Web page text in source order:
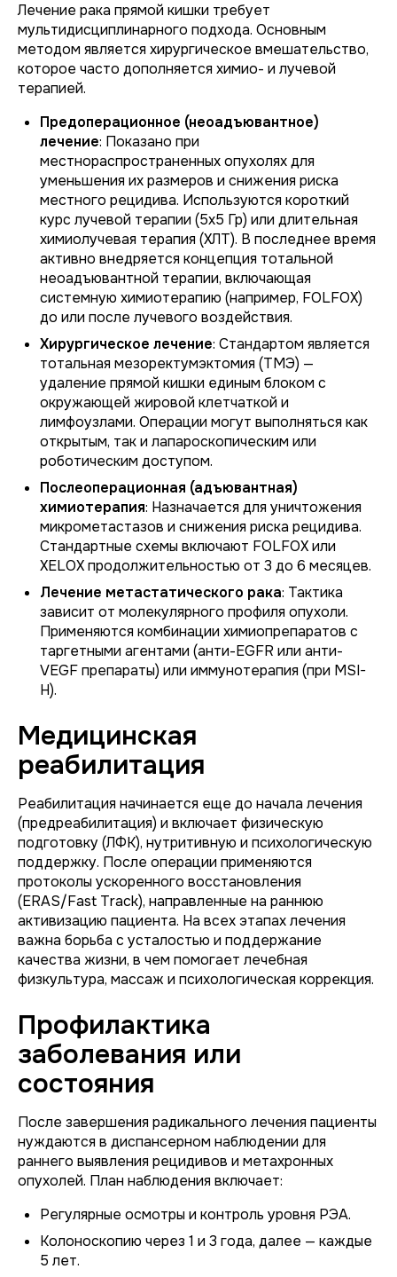
Лечение рака прямой кишки требует
мультидисциплинарного подхода. Основным
методом является хирургическое вмешательство,
которое часто дополняется химио- и лучевой
терапией.
Предоперационное (неоадъювантное)
лечение: Показано при
местнораспространенных опухолях для
уменьшения их размеров и снижения риска
местного рецидива. Используются короткий
курс лучевой терапии (5х5 Гр) или длительная
химиолучевая терапия (ХЛТ). В последнее время
активно внедряется концепция тотальной
неоадъювантной терапии, включающая
системную химиотерапию (например, FOLFOX)
до или после лучевого воздействия.
Хирургическое лечение: Стандартом является
тотальная мезоректумэктомия (ТМЭ) —
удаление прямой кишки единым блоком с
окружающей жировой клетчаткой и
лимфоузлами. Операции могут выполняться как
открытым, так и лапароскопическим или
роботическим доступом.
Послеоперационная (адъювантная)
химиотерапия: Назначается для уничтожения
микрометастазов и снижения риска рецидива.
Стандартные схемы включают FOLFOX или
XELOX продолжительностью от 3 до 6 месяцев.
Лечение метастатического рака: Тактика
зависит от молекулярного профиля опухоли.
Применяются комбинации химиопрепаратов с
таргетными агентами (анти-EGFR или анти-
VEGF препараты) или иммунотерапия (при MSI-
H).
Медицинская
реабилитация
Реабилитация начинается еще до начала лечения
(предреабилитация) и включает физическую
подготовку (ЛФК), нутритивную и психологическую
поддержку. После операции применяются
протоколы ускоренного восстановления
(ERAS/Fast Track), направленные на раннюю
активизацию пациента. На всех этапах лечения
важна борьба с усталостью и поддержание
качества жизни, в чем помогает лечебная
физкультура, массаж и психологическая коррекция.
Профилактика
заболевания или
состояния
После завершения радикального лечения пациенты
нуждаются в диспансерном наблюдении для
раннего выявления рецидивов и метахронных
опухолей. План наблюдения включает:
Регулярные осмотры и контроль уровня РЭА.
Колоноскопию через 1 и 3 года, далее — каждые
5 лет.